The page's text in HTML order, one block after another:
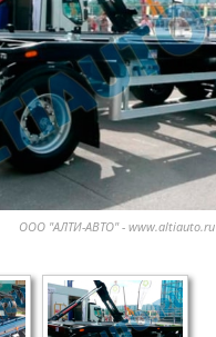
ООО "АЛТИ-АВТО" - www.altiauto.ru